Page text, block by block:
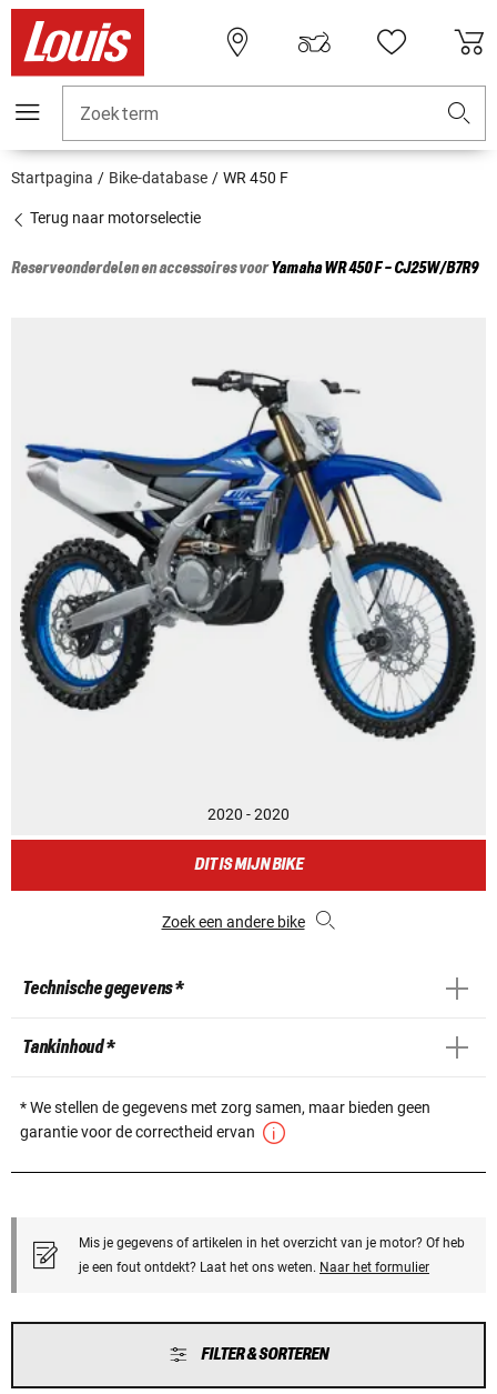
Zoekterm
Startpagina Bike-database WR 450 F
Terug naar motorselectie
Reserveonderdelen en accessoires voorYamahaWR 450 F - CJ25W/B7R9
2020 - 2020
DIT IS MIJN BIKE
Zoek een andere bike
Technische gegevens *
Tankinhoud *
* We stellen de gegevens met zorg samen, maar bieden geen
garantie voor de correctheid ervan
Mis je gegevens of artikelen in het overzicht van je motor? Of heb
je een fout ontdekt? Laat het ons weten. Naar het formulier
FILTER & SORTEREN